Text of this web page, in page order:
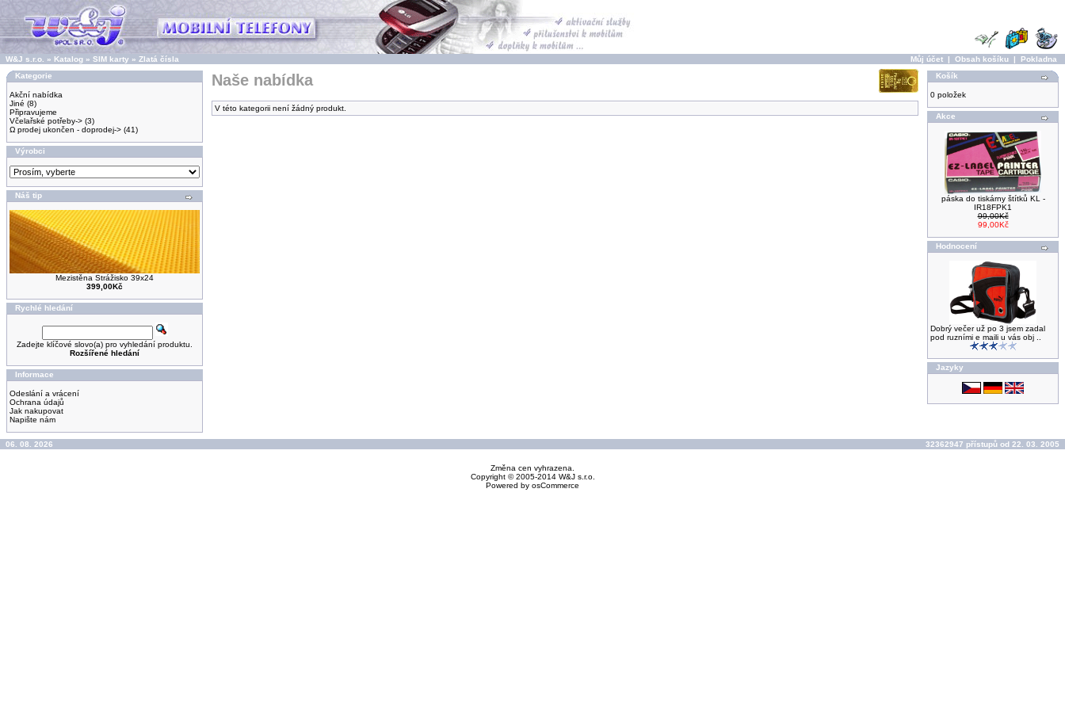
W&J s.r.o. » Katalog » SIM karty » Zlatá čísla Můj účet | Obsah košíku | Pokladna
Kategorie
Akční nabídka
Jiné (8)
Připravujeme
Včelařské potřeby-> (3)
Ω prodej ukončen - doprodej-> (41)
Výrobci
Náš tip
Mezistěna Strážisko 39x24
399,00Kč
Rychlé hledání
Zadejte klíčové slovo(a) pro vyhledání produktu.
Rozšířené hledání
Informace
Odeslání a vrácení
Ochrana údajů
Jak nakupovat
Napište nám
Naše nabídka
V této kategorii není žádný produkt.
Košík
0 položek
Akce
páska do tiskárny štítků KL -
IR18FPK1
99,00Kč
99,00Kč
Hodnocení
Dobrý večer už po 3 jsem zadal
pod ruzními e maili u vás obj ..
Jazyky
06. 08. 2026 32362947 přístupů od 22. 03. 2005
Změna cen vyhrazena.
Copyright © 2005-2014 W&J s.r.o.
Powered by osCommerce